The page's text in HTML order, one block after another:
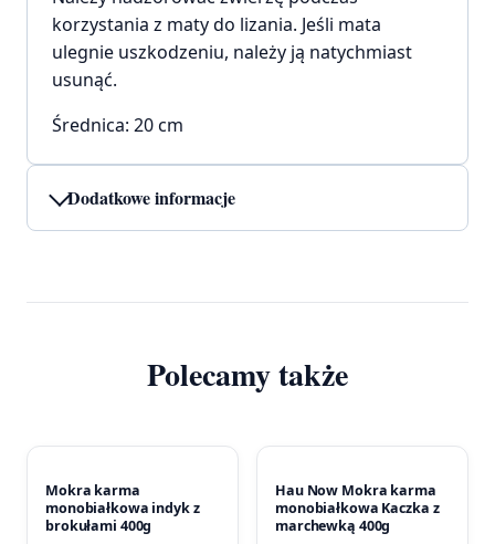
korzystania z maty do lizania. Jeśli mata
ulegnie uszkodzeniu, należy ją natychmiast
usunąć.
Średnica: 20 cm
Dodatkowe informacje
Polecamy także
Mokra karma
monobiałkowa indyk z
brokułami 400g
Hau Now Mokra karma
monobiałkowa Kaczka z
marchewką 400g